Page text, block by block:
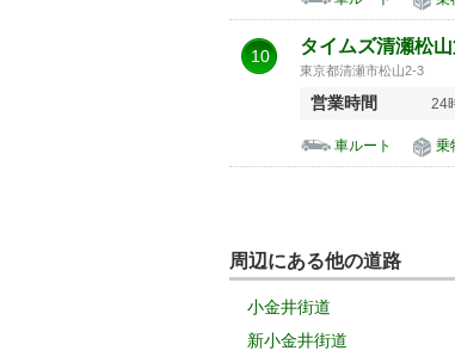
10 タイムズ清瀬松
東京都清瀬市松山2-3
営業時間 24
車ルート 乗
周辺にある他の道路
小金井街道
新小金井街道